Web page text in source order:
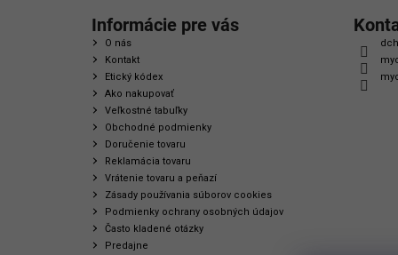
Informácie pre vás
O nás
Kontakt
Etický kódex
Ako nakupovať
Veľkostné tabuľky
Obchodné podmienky
Doručenie tovaru
Reklamácia tovaru
Vrátenie tovaru a peňazí
Zásady používania súborov cookies
Podmienky ochrany osobných údajov
Často kladené otázky
Predajne